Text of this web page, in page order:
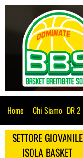
Home Chi Siamo DR 2
SETTORE GIOVANILE
ISOLA BASKET